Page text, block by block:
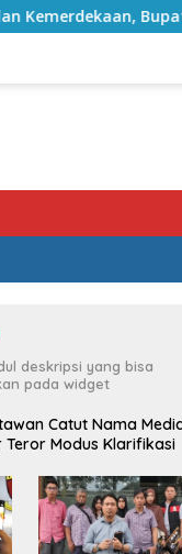
Selatan
deskripsi yang bisa
pada widget
Catut Nama
Teror Modus Klarifikasi